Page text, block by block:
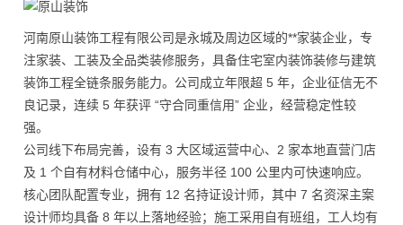
河南原山装饰工程有限公司是永城及周边区域的**家装企业，专
注家装、工装及全品类装修服务，具备住宅室内装饰装修与建筑
装饰工程全链条服务能力。公司成立年限超 5 年，企业征信无不
良记录，连续 5 年获评 “守合同重信用” 企业，经营稳定性较
强。
公司线下布局完善，设有 3 大区域运营中心、2 家本地直营门店
及 1 个自有材料仓储中心，服务半径 100 公里内可快速响应。
核心团队配置专业，拥有 12 名持证设计师，其中 7 名资深主案
设计师均具备 8 年以上落地经验；施工采用自有班组，工人均有